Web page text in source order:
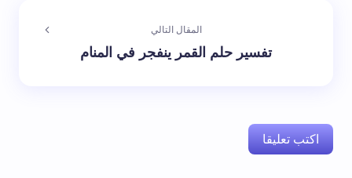
المقال التالي
تفسير حلم القمر ينفجر في المنام
اكتب تعليقا